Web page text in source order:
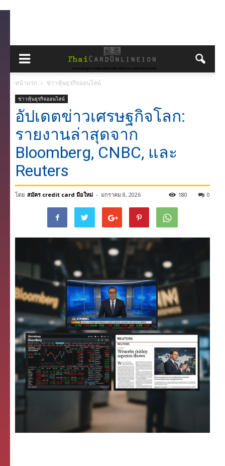
หน้าแรก ข่าวหุ้นธุรกิจออนไลน์
ข่าวหุ้นธุรกิจออนไลน์
อัปเดตข่าวเศรษฐกิจโลก:
รายงานล่าสุดจาก
Bloomberg, CNBC, และ
Reuters
โดย สมัคร credit card มือใหม่ - มกราคม 8, 2026 0
180